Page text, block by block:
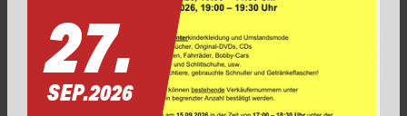
27.
SEP.2026